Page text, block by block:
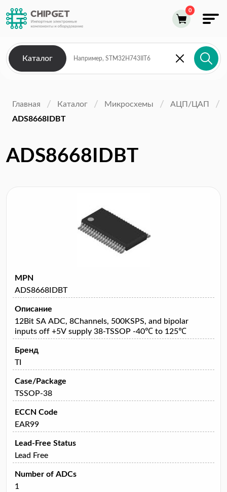
Каталог
Главная Каталог Микросхемы
АЦП/ЦАП
ADS8668IDBT
ADS8668IDBT
MPN
ADS8668IDBT
Описание
12Bit SA ADC, 8Channels, 500KSPS, and bipolar
inputs off +5V supply 38-TSSOP -40℃ to 125℃
Бренд
TI
Case/Package
TSSOP-38
ECCN Code
EAR99
Lead-Free Status
Lead Free
Number of ADCs
1